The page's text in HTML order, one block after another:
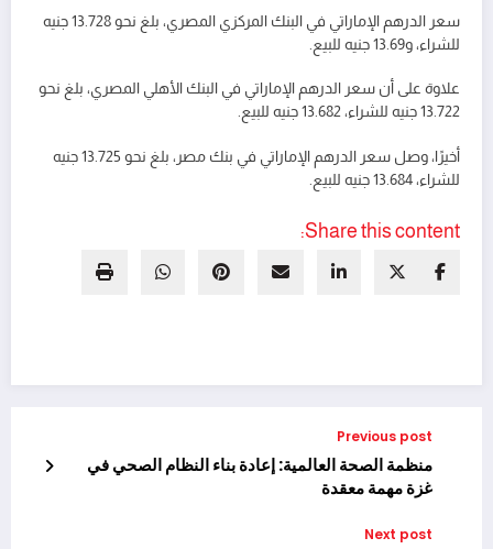
سعر الدرهم الإماراتي في البنك المركزي المصري، بلغ نحو 13.728 جنيه
للشراء، و13.69 جنيه للبيع.
علاوة على أن سعر الدرهم الإماراتي في البنك الأهلي المصري، بلغ نحو
13.722 جنيه للشراء، 13.682 جنيه للبيع.
أخيرًا، وصل سعر الدرهم الإماراتي في بنك مصر، بلغ نحو 13.725 جنيه
للشراء، 13.684 جنيه للبيع.
Share this content:
Previous post
منظمة الصحة العالمية: إعادة بناء النظام الصحي في
غزة مهمة معقدة
Next post